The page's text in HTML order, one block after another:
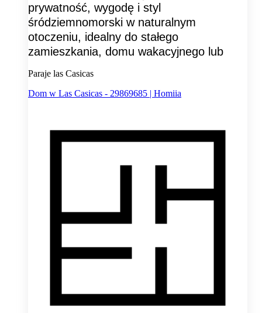
prywatność, wygodę i styl
śródziemnomorski w naturalnym
otoczeniu, idealny do stałego
zamieszkania, domu wakacyjnego lub
Paraje las Casicas
Dom w Las Casicas - 29869685 | Homiia